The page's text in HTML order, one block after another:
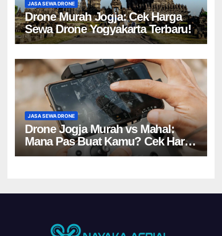
JASA SEWA DRONE
Drone Murah Jogja: Cek Harga
Sewa Drone Yogyakarta Terbaru!
JASA SEWA DRONE
Drone Jogja Murah vs Mahal:
Mana Pas Buat Kamu? Cek Harga
Sewa Drone Yogyakarta!